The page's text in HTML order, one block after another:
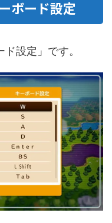
ボード設定
設定」です。